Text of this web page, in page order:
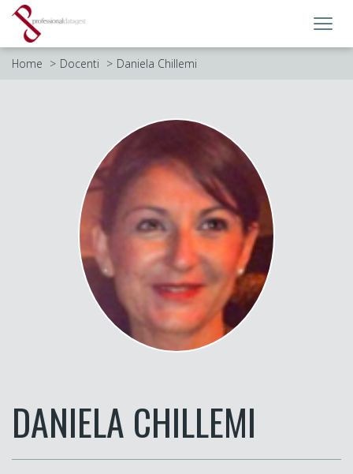
Home Docenti Daniela Chillemi
DANIELA CHILLEMI